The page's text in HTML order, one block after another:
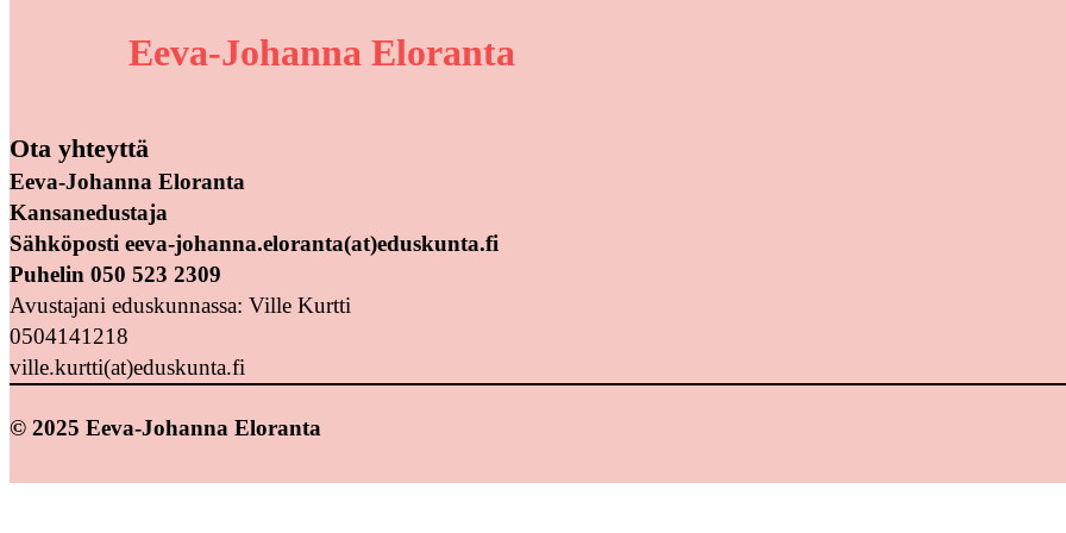
Eeva-Johanna Eloranta
Ota yhteyttä
Eeva-Johanna Eloranta
Kansanedustaja
Sähköposti eeva-johanna.eloranta(at)eduskunta.fi
Puhelin 050 523 2309
Avustajani eduskunnassa: Ville Kurtti
0504141218
ville.kurtti(at)eduskunta.fi
© 2025 Eeva-Johanna Eloranta